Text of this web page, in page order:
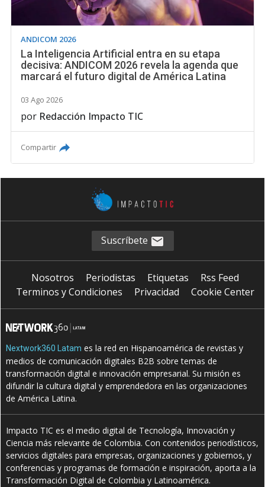
ANDICOM 2026
La Inteligencia Artificial entra en su etapa
decisiva: ANDICOM 2026 revela la agenda que
marcará el futuro digital de América Latina
03 Ago 2026
por Redacción Impacto TIC
Compartir
Suscríbete
Nosotros Periodistas Etiquetas
Rss Feed
Terminos y Condiciones
Privacidad Cookie Center
Nextwork360 Latam es la red en Hispanoamérica de revistas y
medios de comunicación digitales B2B sobre temas de
transformación digital e innovación empresarial. Su misión es
difundir la cultura digital y emprendedora en las organizaciones
de América Latina.
Impacto TIC es el medio digital de Tecnología, Innovación y
Ciencia más relevante de Colombia. Con contenidos periodísticos,
servicios digitales para empresas, organizaciones y gobiernos, y
conferencias y programas de formación e inspiración, aporta a la
Transformación Digital de Colombia y Latinoamérica.